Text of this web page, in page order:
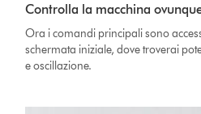
Controlla la macchina
Ora i comandi principali sono
schermata iniziale, dove troverai
e oscillazione.